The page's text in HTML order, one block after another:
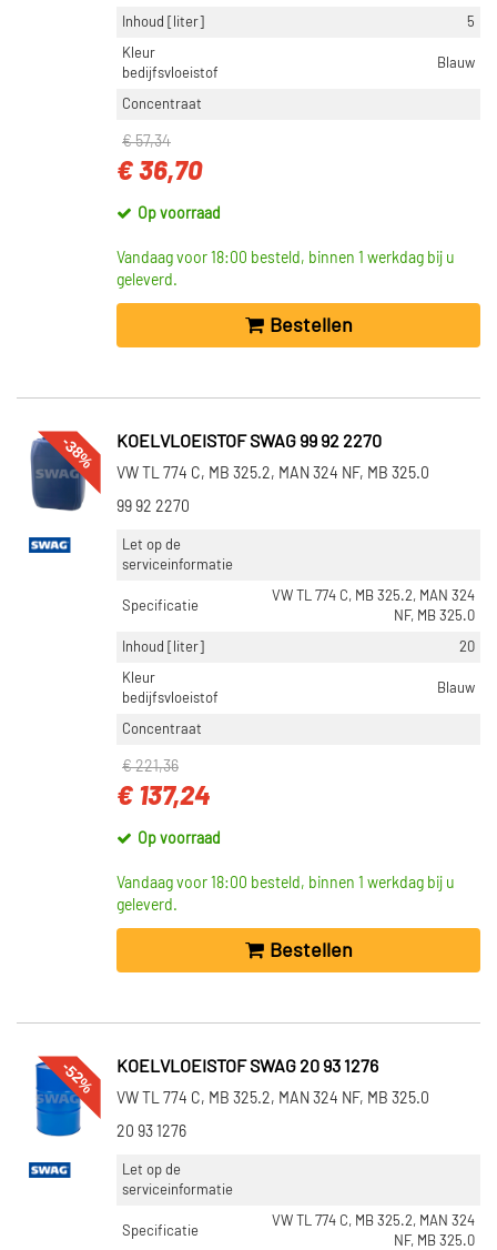
Inhoud [liter]
5
Kleur
bedijfsvloeistof
Blauw
Concentraat
€ 57,34
€ 36,70
Op voorraad
Vandaag voor 18:00 besteld, binnen 1 werkdag bij u
geleverd.
Bestellen
-38% KOELVLOEISTOF SWAG 99 92 2270
VW TL 774 C, MB 325.2, MAN 324 NF, MB 325.0
99 92 2270
Let op de
serviceinformatie
Specificatie
VW TL 774 C, MB 325.2, MAN 324
NF, MB 325.0
Inhoud [liter]
20
Kleur
bedijfsvloeistof
Blauw
Concentraat
€ 221,36
€ 137,24
Op voorraad
Vandaag voor 18:00 besteld, binnen 1 werkdag bij u
geleverd.
Bestellen
-52% KOELVLOEISTOF SWAG 20 93 1276
VW TL 774 C, MB 325.2, MAN 324 NF, MB 325.0
20 93 1276
Let op de
serviceinformatie
Specificatie
VW TL 774 C, MB 325.2, MAN 324
NF, MB 325.0